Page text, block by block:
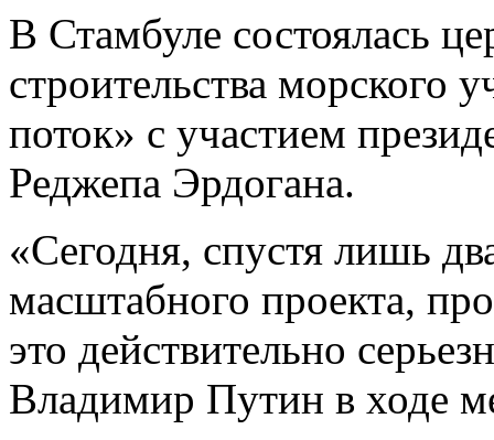
В Стамбуле состоялась
строительства морского
поток» с участием
Реджепа Эрдогана.
«Сегодня, спустя лишь
масштабного проекта,
это действительно
Владимир Путин в ходе